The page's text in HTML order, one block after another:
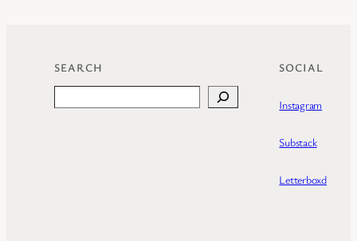
SEARCH SOCIAL
Instagram
Substack
Letterboxd